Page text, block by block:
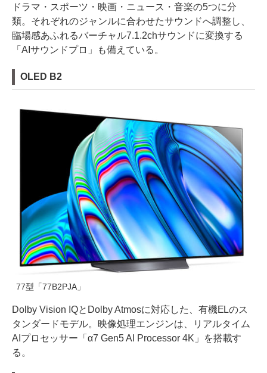
ドラマ・スポーツ・映画・ニュース・音楽の5つに分
類。それぞれのジャンルに合わせたサウンドへ調整し、
臨場感あふれるバーチャル7.1.2chサウンドに変換する
「AIサウンドプロ」も備えている。
OLED B2
77型「77B2PJA」
Dolby Vision IQとDolby Atmosに対応した、有機ELのス
タンダードモデル。映像処理エンジンは、リアルタイム
AIプロセッサー「α7 Gen5 AI Processor 4K」を搭載す
る。